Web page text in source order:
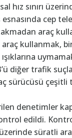
hız sınırı
esnasında cep
araç
kullanmak,
diğer trafik
sürücüsü çeşitli
denetimler
edildi.
üzerinde süratli